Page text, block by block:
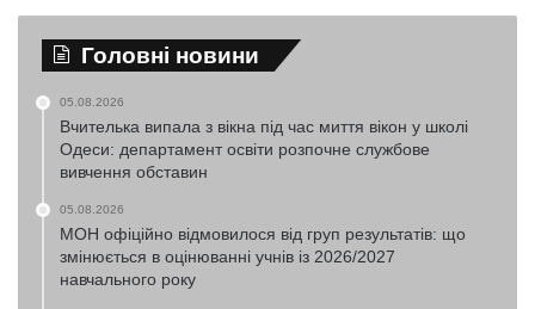
Головні новини
05.08.2026
Вчителька випала з вікна під час миття вікон у школі
Одеси: департамент освіти розпочне службове
вивчення обставин
05.08.2026
МОН офіційно відмовилося від груп результатів: що
змінюється в оцінюванні учнів із 2026/2027
навчального року